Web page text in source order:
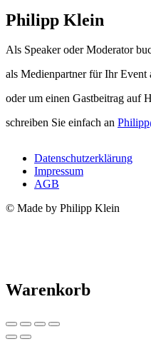
Philipp Klein
Als Speaker oder Moderator
als Medienpartner für Ihr Event
oder um einen Gastbeitrag auf
schreiben Sie einfach an
Datenschutzerklärung
Impressum
AGB
© Made by Philipp Klein
Warenkorb